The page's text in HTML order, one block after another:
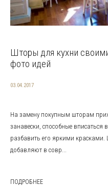
Шторы для кухни
фото идей
03.04.2017
На замену покупным шторам
занавески, способные
разбавить его яркими
добавляют в совр...
ПОДРОБНЕЕ